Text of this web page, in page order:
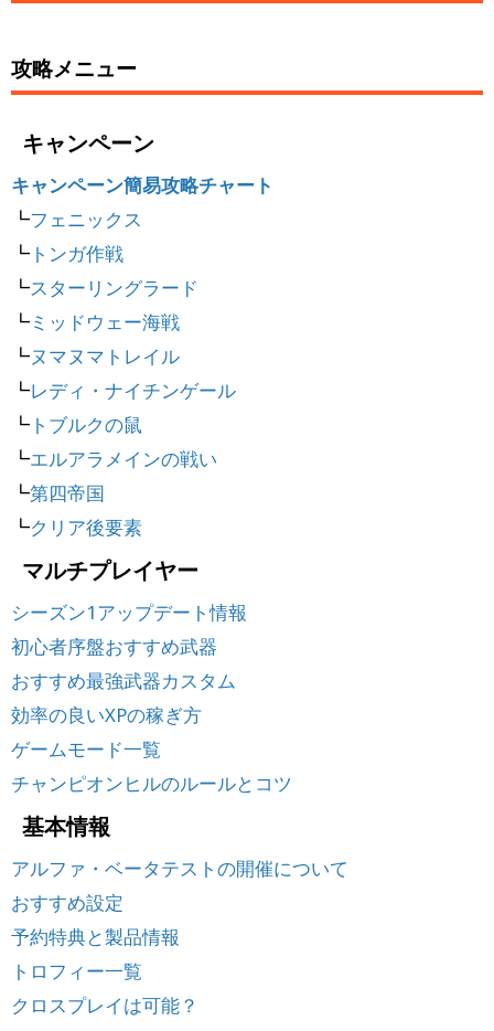
攻略メニュー
キャンペーン
キャンペーン簡易攻略チャート
┗フェニックス
┗ トンガ作戦
┗スターリングラード
┗ミッドウェー海戦
┗ヌマヌマトレイル
┗レディ・ナイチンゲール
┗ トブルクの鼠
┗エルアラメインの戦い
┗第四帝国
┗クリア後要素
マルチプレイヤー
シーズン1アップデート情報
初心者序盤おすすめ武器
おすすめ最強武器カスタム
効率の良いXPの稼ぎ方
ゲームモード一覧
チャンピオンヒルのルールとコツ
基本情報
アルファ・ベータテストの開催について
おすすめ設定
予約特典と製品情報
トロフィー一覧
クロスプレイは可能？